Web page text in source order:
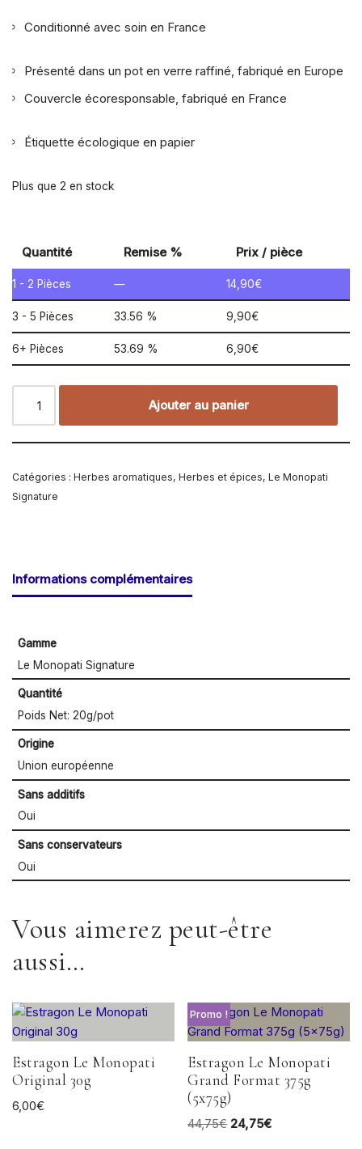
Conditionné avec soin en France
Présenté dans un pot en verre raffiné, fabriqué en Europe
Couvercle écoresponsable, fabriqué en France
Étiquette écologique en papier
Plus que 2 en stock
Quantité Remise % Prix / pièce
1 - 2 Pièces — 14,90€
3 - 5 Pièces 33.56 % 9,90€
6+ Pièces 53.69 % 6,90€
Ajouter au panier
Catégories : Herbes aromatiques, Herbes et épices, Le Monopati
Signature
Informations complémentaires
Gamme
Le Monopati Signature
Quantité
Poids Net: 20g/pot
Origine
Union européenne
Sans additifs
Oui
Sans conservateurs
Oui
Vous aimerez peut-être
aussi…
Estragon Le Monopati
Original 30g
6,00€
Promo !
Estragon Le Monopati
Grand Format 375g
(5x75g)
44,75€ 24,75€